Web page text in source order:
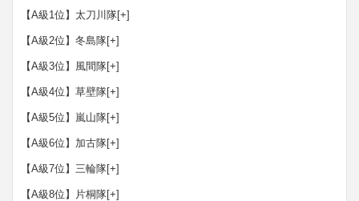
【A級1位】太刀川隊[+]
【A級2位】冬島隊[+]
【A級3位】風間隊[+]
【A級4位】草壁隊[+]
【A級5位】嵐山隊[+]
【A級6位】加古隊[+]
【A級7位】三輪隊[+]
【A級8位】片桐隊[+]